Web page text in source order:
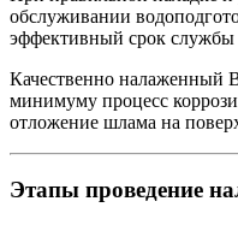
обслуживании
эффективный срок службы
Качественно налаженный
минимуму процесс
отложение шлама на
Этапы проведение